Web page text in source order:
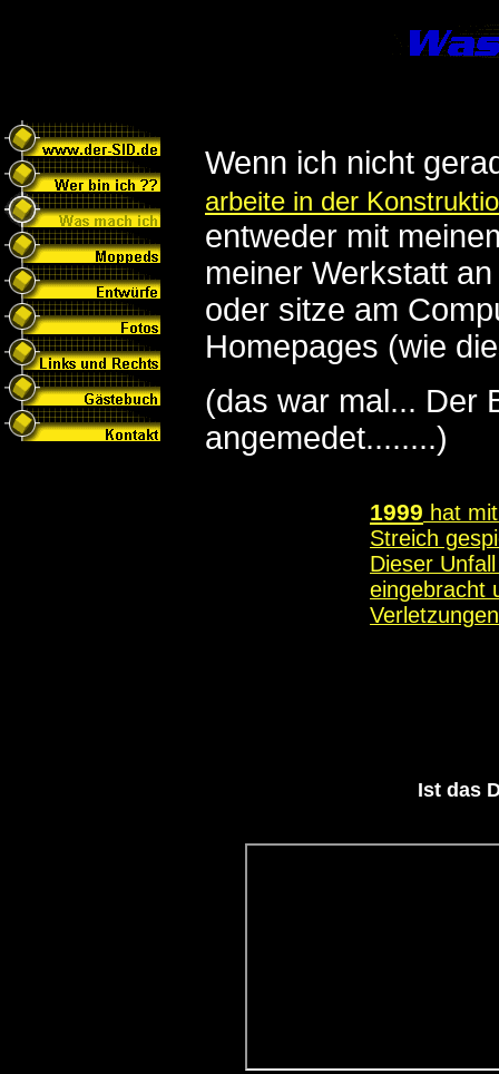
Wenn ich nicht
arbeite in der
entweder mit
meiner Werkstatt
oder sitze am
Homepages (wie
(das war mal... Der
angemedet........)
1999 hat
Streich
Dieser
eingebracht
Ist das